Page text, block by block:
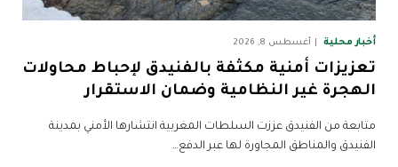
أخبار محلية أغسطس 8, 2026
تعزيزات أمنية مكثفة بالفنيدق لإحباط محاولات
الهجرة غير النظامية وضمان الاستقرار
متابعة من الفنيدق عززت السلطات المغربية انتشارها الأمني بمدينة
الفنيدق والمناطق المجاورة لها عبر الدفع…